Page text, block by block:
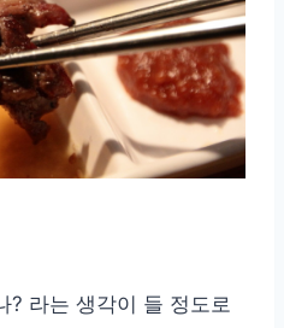
? 라는 생각이 들 정도로